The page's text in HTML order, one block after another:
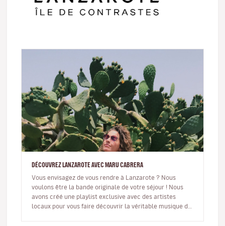
DÉCOUVREZ LANZAROTE AVEC MARU CABRERA
Vous envisagez de vous rendre à Lanzarote ? Nous
voulons être la bande originale de votre séjour ! Nous
avons créé une playlist exclusive avec des artistes
locaux pour vous faire découvrir la véritable musique de